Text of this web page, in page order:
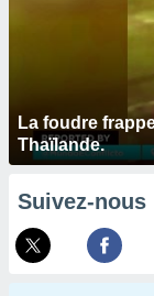
La foudre
Thaïlande.
Suivez-nous